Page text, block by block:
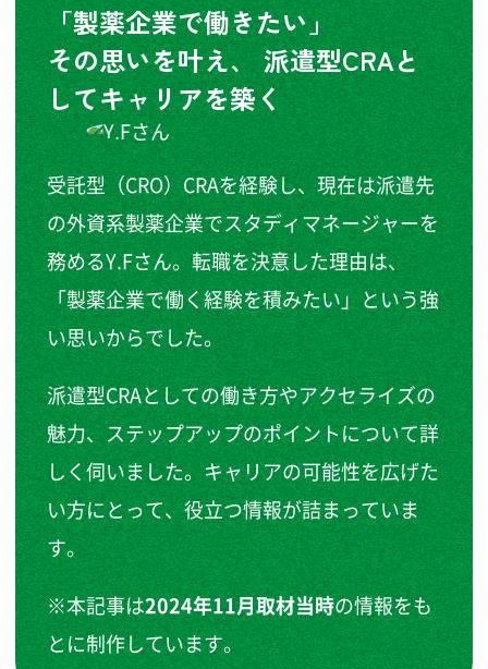
「製薬企業で働きたい」
その思いを叶え、派遣型CRAと
してキャリアを築く
受託型（CRO）CRAを経験し、現在は派遣先
の外資系製薬企業でスタディマネージャーを
務めるY.Fさん。転職を決意した理由は、
「製薬企業で働く経験を積みたい」という強
い思いからでした。
派遣型CRAとしての働き方やアクセライズの
魅力、ステップアップのポイントについて詳
しく伺いました。キャリアの可能性を広げた
い方にとって、役立つ情報が詰まっていま
す。
※本記事は2024年11月取材当時の情報をも
とに制作しています。